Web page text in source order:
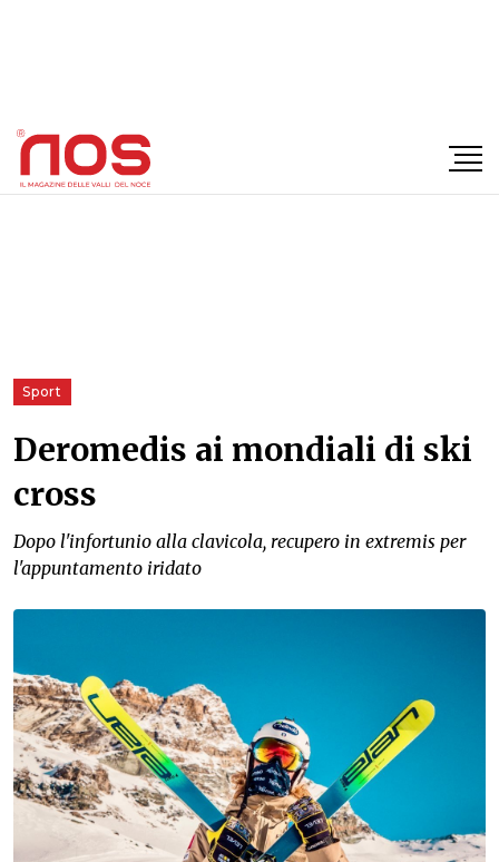
Sport
Deromedis ai mondiali di ski
cross
Dopo l'infortunio alla clavicola, recupero in extremis per
l'appuntamento iridato